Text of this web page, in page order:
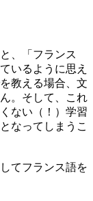
、「フランス
いるように思え
教える場合、文
。そして、これ
ない（！）学習
なってしまうこ
てフランス語を